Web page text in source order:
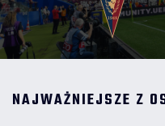
NAJWAŻNIEJSZE Z